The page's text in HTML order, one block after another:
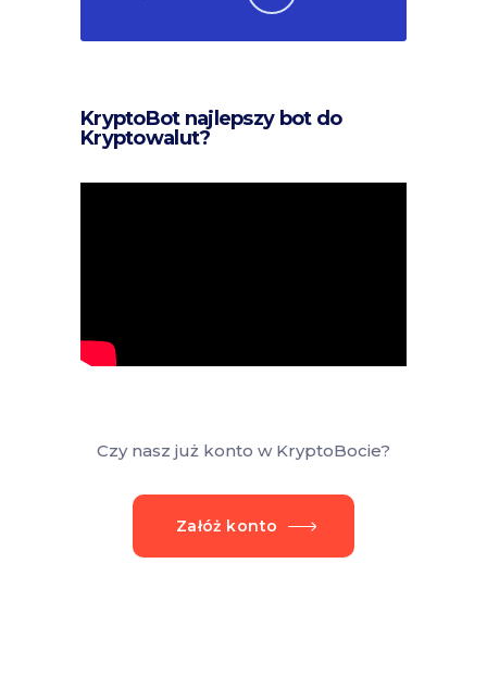
KryptoBot najlepszy bot do
Kryptowalut?
Czy nasz już konto w KryptoBocie?
Załóż konto